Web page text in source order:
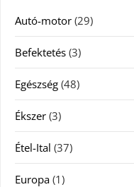
Autó-motor (29)
Befektetés (3)
Egészség (48)
Ékszer (3)
Étel-Ital (37)
Europa (1)